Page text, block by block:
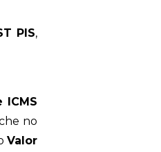
PIS,
ICMS
no
Valor